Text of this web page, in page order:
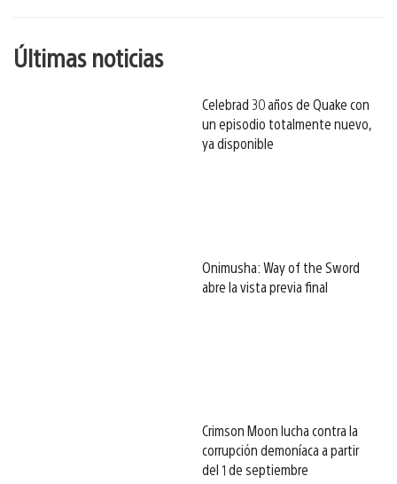
Últimas noticias
Celebrad 30 años de Quake con
un episodio totalmente nuevo,
ya disponible
Onimusha: Way of the Sword
abre la vista previa final
Crimson Moon lucha contra la
corrupción demoníaca a partir
del 1 de septiembre